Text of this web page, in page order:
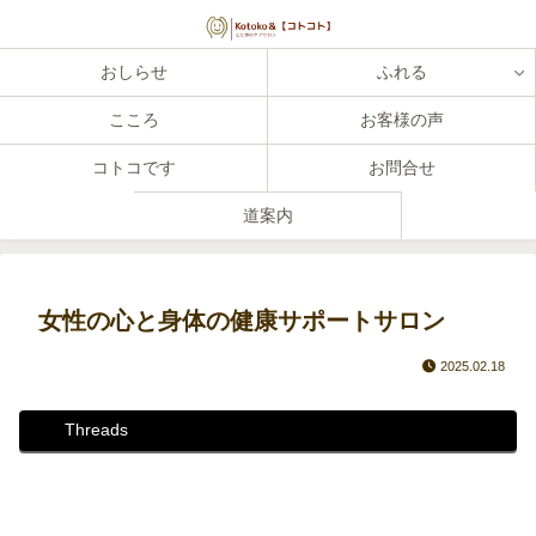
おしらせ ふれる
こころ お客様の声
コトコです お問合せ
道案内
女性の心と身体の健康サポートサロン
2025.02.18
Threads